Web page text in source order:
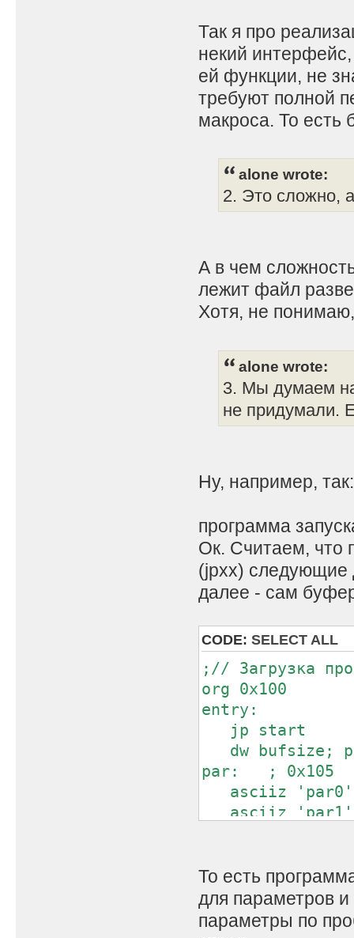
Так я про
некий
ей функции, не
требуют полной
макроса. То есть
alone wrote:
2. Это сложно,
А в чем
лежит файл
Хотя, не
alone wrote:
3. Мы думаем
не придумали.
Ну, например, так:
программа
Ок. Считаем, что
(jpxx) следующие
далее - сам
CODE: SELECT ALL
;// Загрузка
org 0x100
entry:
jp start
dw bufsize;
par: ; 0x105
asciiz
asciiz
db 00,00 ;//
параметров
.....
То есть
для параметров
параметры по